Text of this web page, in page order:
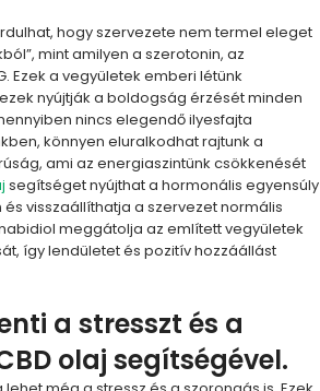
hogy szervezete nem termel eleget
mint amilyen a szerotonin, az
Ezek a vegyületek emberi létünk
nyújtják a boldogság érzését minden
nincs elegendő ilyesfajta
könnyen eluralkodhat rajtunk a
ami az energiaszintünk csökkenését
segítséget nyújthat a hormonális egyensúly
visszaállíthatja a szervezet normális
meggátolja az említett vegyületek
így lendületet és pozitív hozzáállást
a stresszt és a
olaj segítségével.